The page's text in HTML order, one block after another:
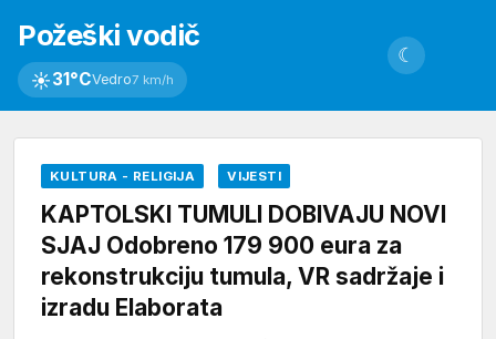
Požeški vodič
☀31°CVedro7 km/h
☾
KULTURA - RELIGIJA VIJESTI
KAPTOLSKI TUMULI DOBIVAJU NOVI
SJAJ Odobreno 179 900 eura za
rekonstrukciju tumula, VR sadržaje i
izradu Elaborata